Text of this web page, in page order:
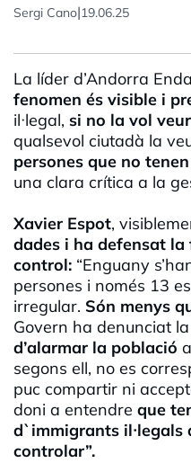
Sergi Cano|19.06.25
La líder d’Andorra
fenomen és visible i
il·legal, si no la vol
qualsevol ciutadà la
persones que no
una clara crítica a la
Xavier Espot,
dades i ha defensat
control: “Enguany
persones i només 13
irregular. Són menys
Govern ha denunciat la
d’alarmar la població
segons ell, no es
puc compartir ni
doni a entendre que
d`immigrants il·legals
controlar”.